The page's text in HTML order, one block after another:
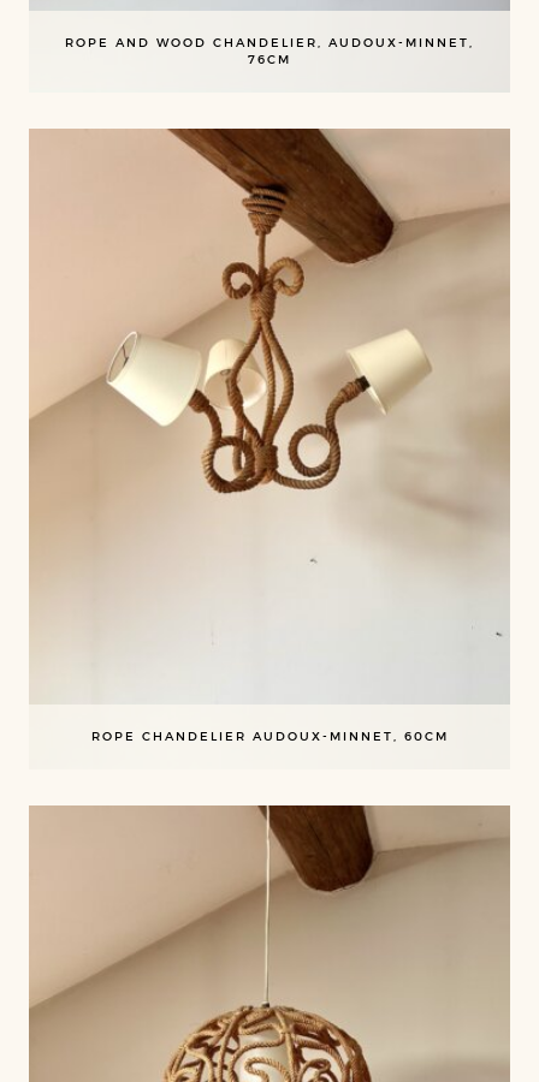
ROPE AND WOOD CHANDELIER, AUDOUX-MINNET,
76CM
ROPE CHANDELIER AUDOUX-MINNET, 60CM